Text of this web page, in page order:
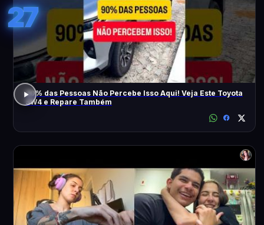
27
90% das Pessoas Não Percebe Isso Aqui! Veja Este Toyota
SW4 e Repare Também